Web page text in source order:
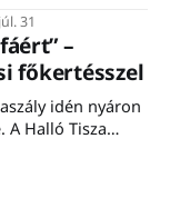
31
–
főkertésszel
idén nyáron
A Halló Tisza
mesélt a
a meglévő